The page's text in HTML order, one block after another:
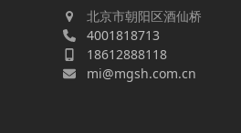
北京市朝阳区酒仙桥
4001818713
18612888118
mi@mgsh.com.cn